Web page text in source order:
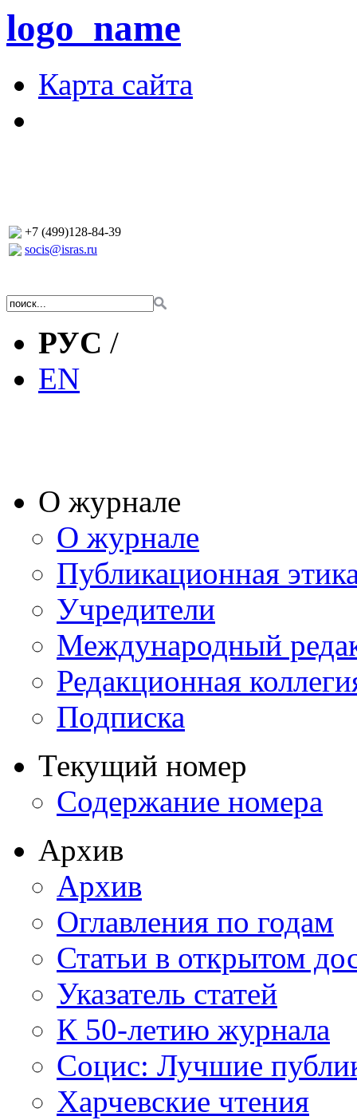
logo_name
Карта сайта
+7 (499)128-84-39
socis@isras.ru
РУС /
EN
О журнале
О журнале
Публикационная
Учредители
Международный
Редакционная
Подписка
Текущий номер
Содержание номера
Архив
Архив
Оглавления по годам
Статьи в открытом
Указатель статей
К 50-летию журнала
Социс: Лучшие
Харчевские чтения